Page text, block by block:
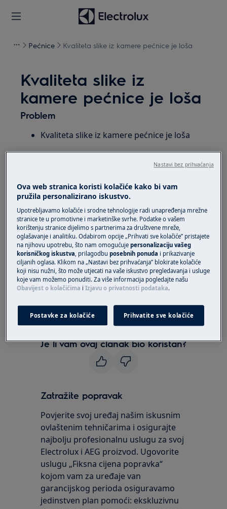
Pećnice Kvaliteta slike iz kamere pećnice je loša
Kvaliteta slike iz
kamere pećnice je loša
Problem
Kvaliteta slike iz kamere pećnice je loša
CombiSteam Pro Smart spojena pećnica
Rješenje
1. Provjerite je li između leće i stakla vrata nešto.
2. Nježno očistite objektiv kamere na pećnici
mekom krpom. Modul kamere nalazi se na
ručici vrata.
Za više informacija kontaktirajte našu korisničku
podršku na broj tel:
+38516323338
Je li vam ovaj članak bio koristan?
Zatražite popravak
Povjerite svoj uređaj našim iskusnim
ovlaštenim tehničarima i osigurajte
najbolju profesionalnu uslugu za svoj
Electrolux i AEG proizvod. Ugovorite
uslugu „Fiksna cijena popravka“
kojom vam za uređaje van
garancijskog perioda osiguravamo
jedinstven plan pomoći: ekskluzivnu
Ova web stranica koristi kolačiće kako bi vam
pružila personalizirano iskustvo.
Upotrebljavamo kolačiće i srodne tehnologije radi unapređenja mrežne
stranice te u promotivne i marketinške svrhe. Podatke o vašem
korištenju stranice dijelimo s partnerima za društvene mreže,
oglašavanje i analitiku. Odabirom opcije „Prihvati sve kolačiće” pristajete
na njihovu upotrebu, što nam omogućujepersonalizaciju vašeg
korisničkog iskustva, prilagodbuposebnih ponuda i prikazivanje
ciljanih oglasa. Klikom na „Nastavi bez prihvaćanja” blokirate kolačiće
koji nisu nužni, što može utjecati na vaše iskustvo pregledavanja i usluge
koje vam možemo ponuditi. Za više informacija pogledajte našu
Obavijest o kolačićima iIzjavu o privatnosti podataka.
Postavke za kolačiće Prihvatite sve kolačiće
Nastavi bez prihvaćanja